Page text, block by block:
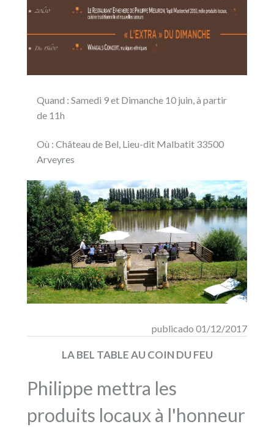
Quand : Samedi 9 et Dimanche 10 juin, à partir
de 11h
Où : Château de Bel, Lieu-dit Malbatit 33500
Arveyres
publicado 01/12/2017
LA BEL TABLE AU COIN DU FEU
Philippe mettra les
produits locaux à l'honneur